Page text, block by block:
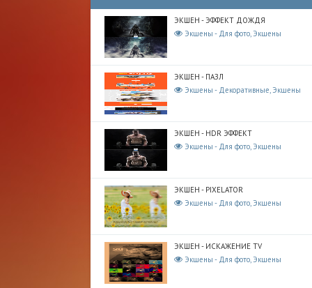
ЭКШЕН - ЭФФЕКТ ДОЖДЯ
Экшены - Для фото, Экшены
ЭКШЕН - ПАЗЛ
Экшены - Декоративные, Экшены
ЭКШЕН - HDR ЭФФЕКТ
Экшены - Для фото, Экшены
ЭКШЕН - PIXELATOR
Экшены - Для фото, Экшены
ЭКШЕН - ИСКАЖЕНИЕ TV
Экшены - Для фото, Экшены